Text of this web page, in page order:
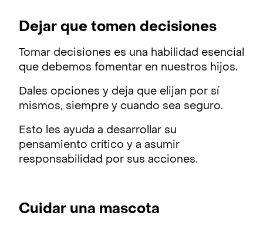
Dejar que tomen decisiones
Tomar decisiones es una habilidad esencial
que debemos fomentar en nuestros hijos.
Dales opciones y deja que elijan por sí
mismos, siempre y cuando sea seguro.
Esto les ayuda a desarrollar su
pensamiento crítico y a asumir
responsabilidad por sus acciones.
Cuidar una mascota